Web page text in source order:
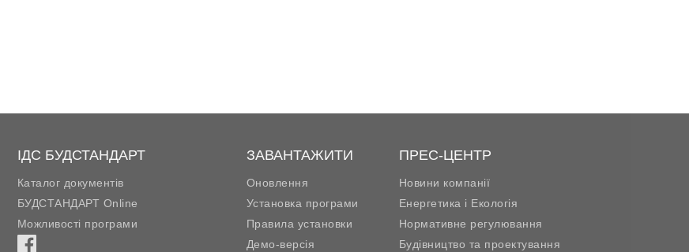
ІДС БУДСТАНДАРТ
Каталог документів
БУДСТАНДАРТ Online
Можливості програми
ЗАВАНТАЖИТИ
Оновлення
Установка програми
Правила установки
Демо-версія
ПРЕС-ЦЕНТР
Новини компанії
Енергетика і Екологія
Нормативне регулювання
Будівництво та проектування